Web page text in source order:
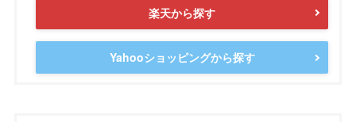
楽天から探す
Yahooショッピングから探す